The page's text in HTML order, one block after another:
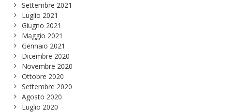
Settembre 2021
Luglio 2021
Giugno 2021
Maggio 2021
Gennaio 2021
Dicembre 2020
Novembre 2020
Ottobre 2020
Settembre 2020
Agosto 2020
Luglio 2020